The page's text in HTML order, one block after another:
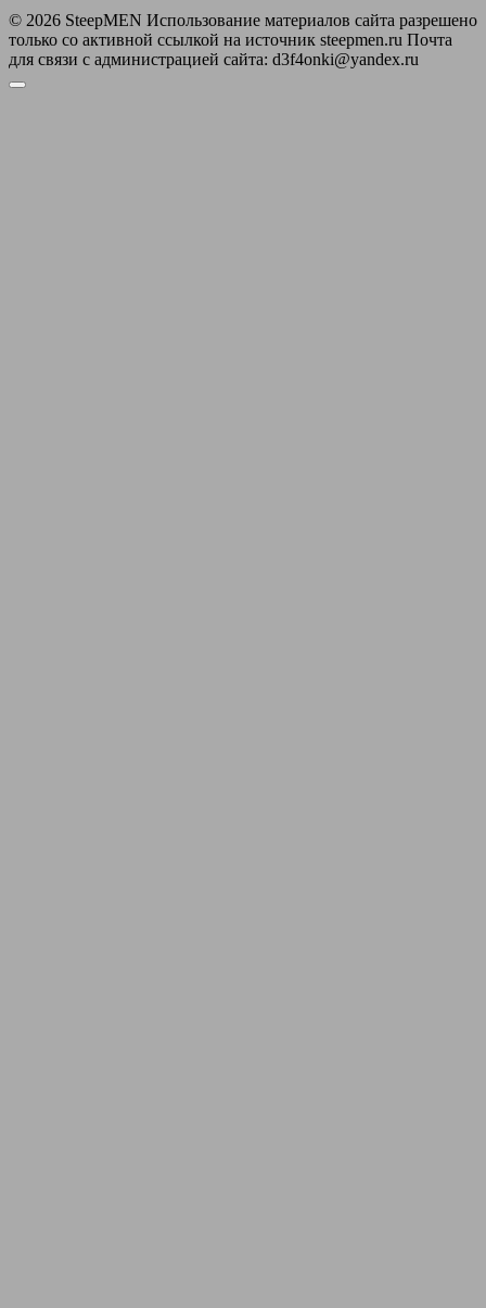
© 2026 SteepMEN Использование материалов сайта разрешено
только со активной ссылкой на источник steepmen.ru Почта
для связи с администрацией сайта: d3f4onki@yandex.ru